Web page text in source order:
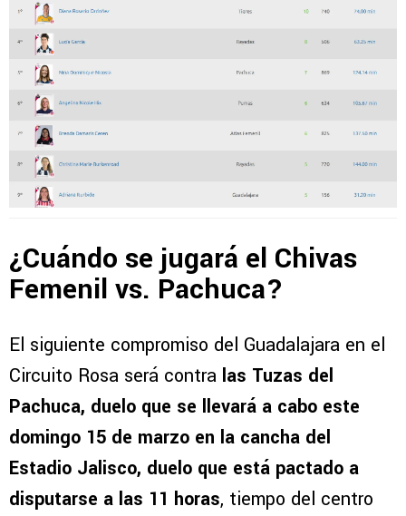
¿Cuándo se jugará el Chivas
Femenil vs. Pachuca?
El siguiente compromiso del Guadalajara en el
Circuito Rosa será contra las Tuzas del
Pachuca, duelo que se llevará a cabo este
domingo 15 de marzo en la cancha del
Estadio Jalisco, duelo que está pactado a
disputarse a las 11 horas, tiempo del centro